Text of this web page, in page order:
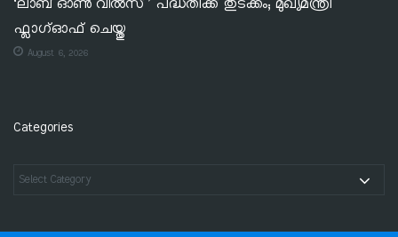
‘ലാബ് ഓൺ വീൽസ്’ പദ്ധതിക്ക് തുടക്കം; മുഖ്യമന്ത്രി
ഫ്ലാഗ്ഓഫ് ചെയ്തു
August 6, 2026
Categories